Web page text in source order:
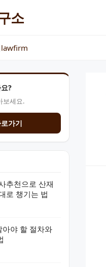
소
lawfirm
?
보세요.
가기
추천으로 산재
로 챙기는 법
아야 할 절차와